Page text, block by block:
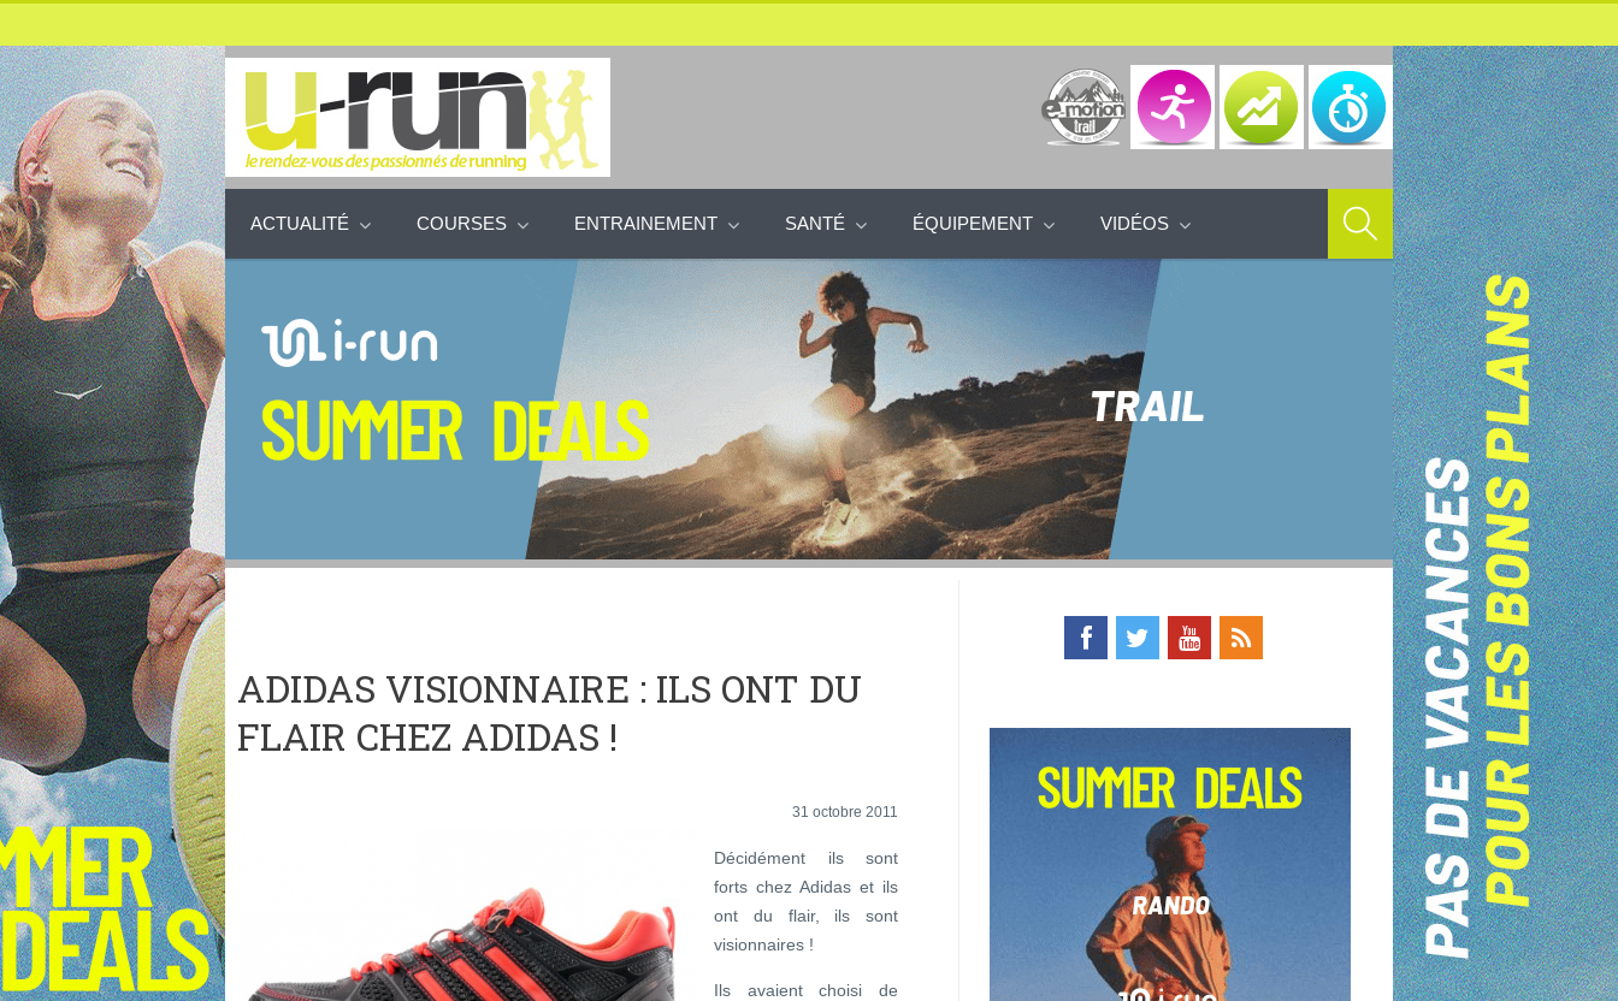
ACTUALITÉ COURSES ENTRAINEMENT SANTÉ ÉQUIPEMENT VIDÉOS
ADIDAS VISIONNAIRE : ILS ONT DU
FLAIR CHEZ ADIDAS !
31 octobre 2011
Décidément ils sont
forts chez Adidas et ils
ont du flair, ils sont
visionnaires !
Ils avaient choisi de